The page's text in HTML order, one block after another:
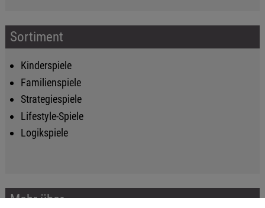
Sortiment
Kinderspiele
Familienspiele
Strategiespiele
Lifestyle-Spiele
Logikspiele
Mehr über...